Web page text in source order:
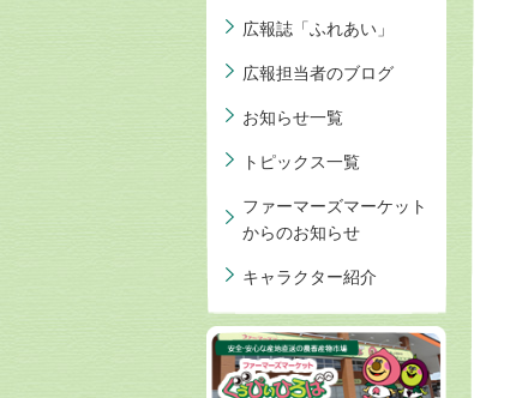
広報誌「ふれあい」
広報担当者のブログ
お知らせ一覧
トピックス一覧
ファーマーズマーケット
からのお知らせ
キャラクター紹介